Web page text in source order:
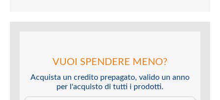
VUOI SPENDERE MENO?
Acquista un credito prepagato, valido un anno
per l'acquisto di tutti i prodotti.